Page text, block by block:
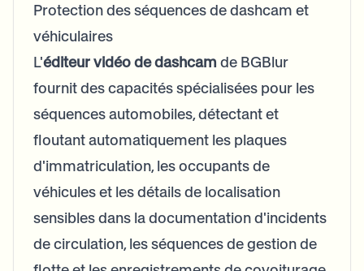
Protection des séquences de dashcam et
véhiculaires
L'éditeur vidéo de dashcam de BGBlur
fournit des capacités spécialisées pour les
séquences automobiles, détectant et
floutant automatiquement les plaques
d'immatriculation, les occupants de
véhicules et les détails de localisation
sensibles dans la documentation d'incidents
de circulation, les séquences de gestion de